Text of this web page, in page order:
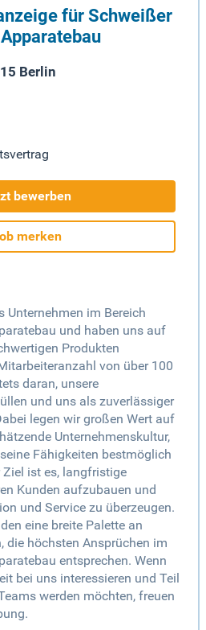
für Schweißer
Berlin
bewerben
merken
Unternehmen im Bereich
und haben uns auf
Produkten
von über 100
daran, unsere
und uns als zuverlässiger
legen wir großen Wert auf
Unternehmenskultur,
Fähigkeiten bestmöglich
ist es, langfristige
Kunden aufzubauen und
und Service zu überzeugen.
eine breite Palette an
die höchsten Ansprüchen im
entsprechen. Wenn
bei uns interessieren und Teil
werden möchten, freuen